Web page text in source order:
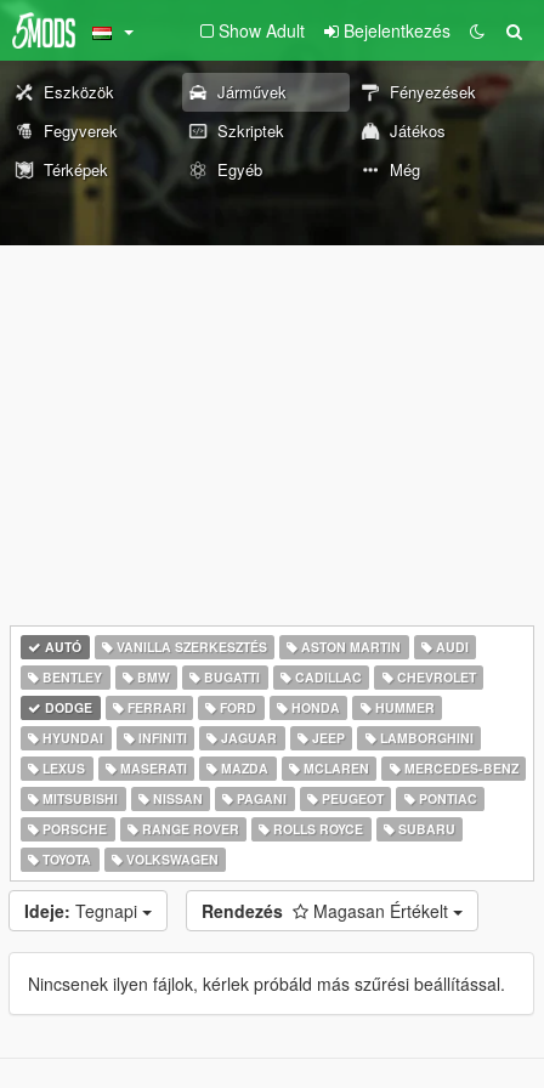
Show Adult Bejelentkezés
Eszközök Járművek
Fényezések
Fegyverek
Szkriptek
Játékos
Térképek
Egyéb Még
AUTÓ VANILLA SZERKESZTÉS ASTON MARTIN
AUDI
BENTLEY
BMW BUGATTI CADILLAC
CHEVROLET
DODGE
FERRARI FORD HONDA
HUMMER
HYUNDAI
INFINITI JAGUAR JEEP
LAMBORGHINI
LEXUS
MASERATI MAZDA MCLAREN
MERCEDES-BENZ
MITSUBISHI
NISSAN PAGANI PEUGEOT
PONTIAC
PORSCHE
RANGE ROVER ROLLS ROYCE
SUBARU
TOYOTA
VOLKSWAGEN
Ideje: Tegnapi Rendezés Magasan Értékelt
Nincsenek ilyen fájlok, kérlek próbáld más szűrési beállítással.